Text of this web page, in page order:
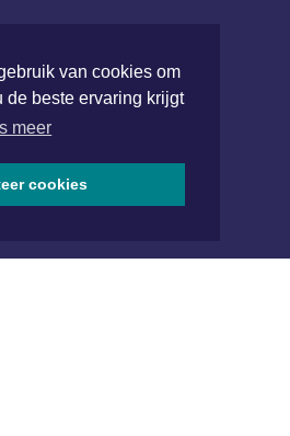
van cookies om
de beste ervaring krijgt
meer
cookies